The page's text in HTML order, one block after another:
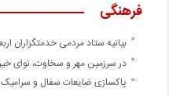
فرهنگی
بیانیه ستاد مردمی خدمتگزاران
در سرزمین مهر و سخاوت، نوای
پاکسازی ضایعات سفال و